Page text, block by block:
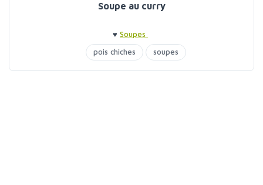
Soupe au curry
♥ Soupes
pois chiches
soupes